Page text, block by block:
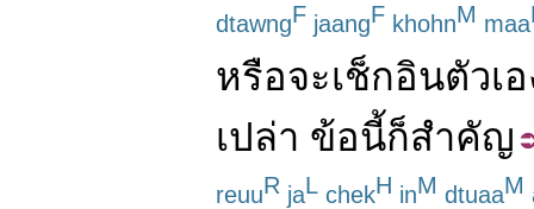
dtawngF jaangF khohnM maa
หรือจะเช็กอินตัวเ
เปล่า ข้อนี้ก็สำคัญ
reuuR jaL chekH inM dtuaaM